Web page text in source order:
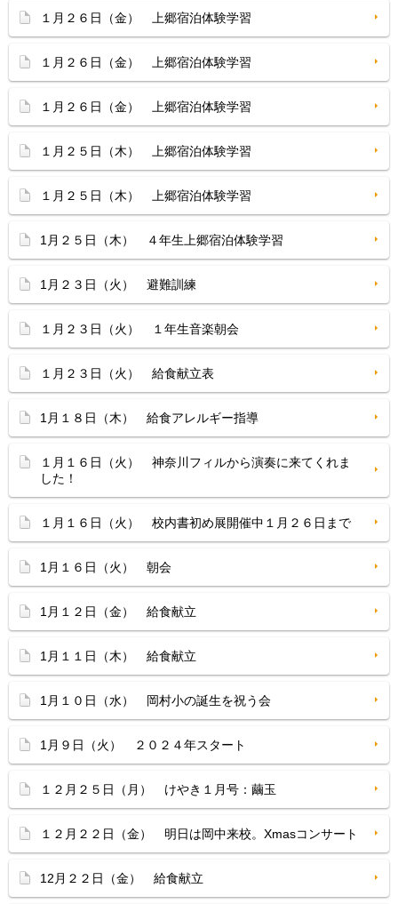
１月２６日（金） 上郷宿泊体験学習
１月２６日（金） 上郷宿泊体験学習
１月２６日（金） 上郷宿泊体験学習
１月２５日（木） 上郷宿泊体験学習
１月２５日（木） 上郷宿泊体験学習
1月２５日（木） ４年生上郷宿泊体験学習
1月２３日（火） 避難訓練
１月２３日（火） １年生音楽朝会
１月２３日（火） 給食献立表
1月１８日（木） 給食アレルギー指導
１月１６日（火） 神奈川フィルから演奏に来てくれま
した！
１月１６日（火） 校内書初め展開催中１月２６日まで
1月１６日（火） 朝会
1月１２日（金） 給食献立
1月１１日（木） 給食献立
1月１０日（水） 岡村小の誕生を祝う会
1月９日（火） ２０２４年スタート
１２月２５日（月） けやき１月号：繭玉
１２月２２日（金） 明日は岡中来校。Xmasコンサート
12月２２日（金） 給食献立